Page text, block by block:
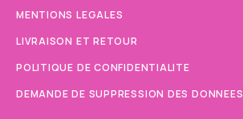
MENTIONS LEGALES
LIVRAISON ET RETOUR
POLITIQUE DE CONFIDENTIALITE
DEMANDE DE SUPPRESSION DES DONNEES